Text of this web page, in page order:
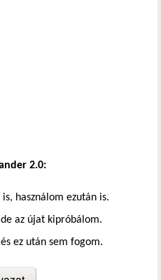
2.0:
használom ezután is.
az újat kipróbálom.
ez után sem fogom.